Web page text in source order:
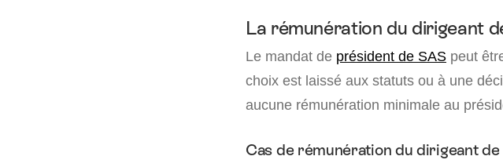
La rémunération du dirigeant
Le mandat de président de SAS peut
choix est laissé aux statuts ou à une
aucune rémunération minimale au
Cas de rémunération du dirigeant de